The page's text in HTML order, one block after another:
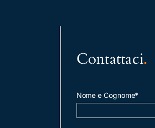
Contattaci.
Nome e Cognome*